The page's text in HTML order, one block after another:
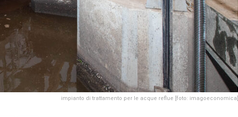
impianto di trattamento per le acque reflue [foto: imagoeconomica]